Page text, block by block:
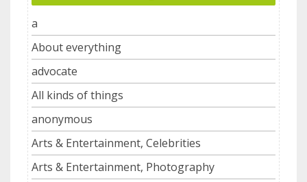
a
About everything
advocate
All kinds of things
anonymous
Arts & Entertainment, Celebrities
Arts & Entertainment, Photography